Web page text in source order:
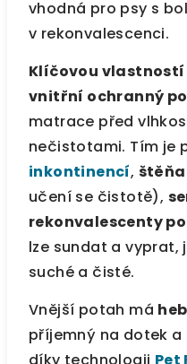
vhodná pro psy s
v rekonvalescenci.
Klíčovou vlastností
vnitřní ochranný
matrace před
nečistotami. Tím je
inkontinencí,
učení se čistotě),
rekonvalescenty
lze sundat a
suché a čisté.
Vnější potah má
příjemný na dotek